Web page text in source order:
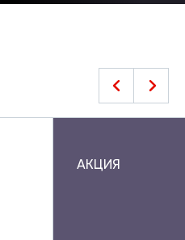
АКЦИЯ